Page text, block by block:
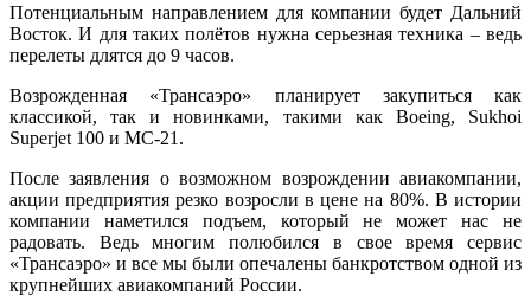
Потенциальным направлением для компании будет Дальний
Восток. И для таких полётов нужна серьезная техника – ведь
перелеты длятся до 9 часов.
Возрожденная «Трансаэро» планирует закупиться как
классикой, так и новинками, такими как Boeing, Sukhoi
Superjet 100 и МС-21.
После заявления о возможном возрождении авиакомпании,
акции предприятия резко возросли в цене на 80%. В истории
компании наметился подъем, который не может нас не
радовать. Ведь многим полюбился в свое время сервис
«Трансаэро» и все мы были опечалены банкротством одной из
крупнейших авиакомпаний России.